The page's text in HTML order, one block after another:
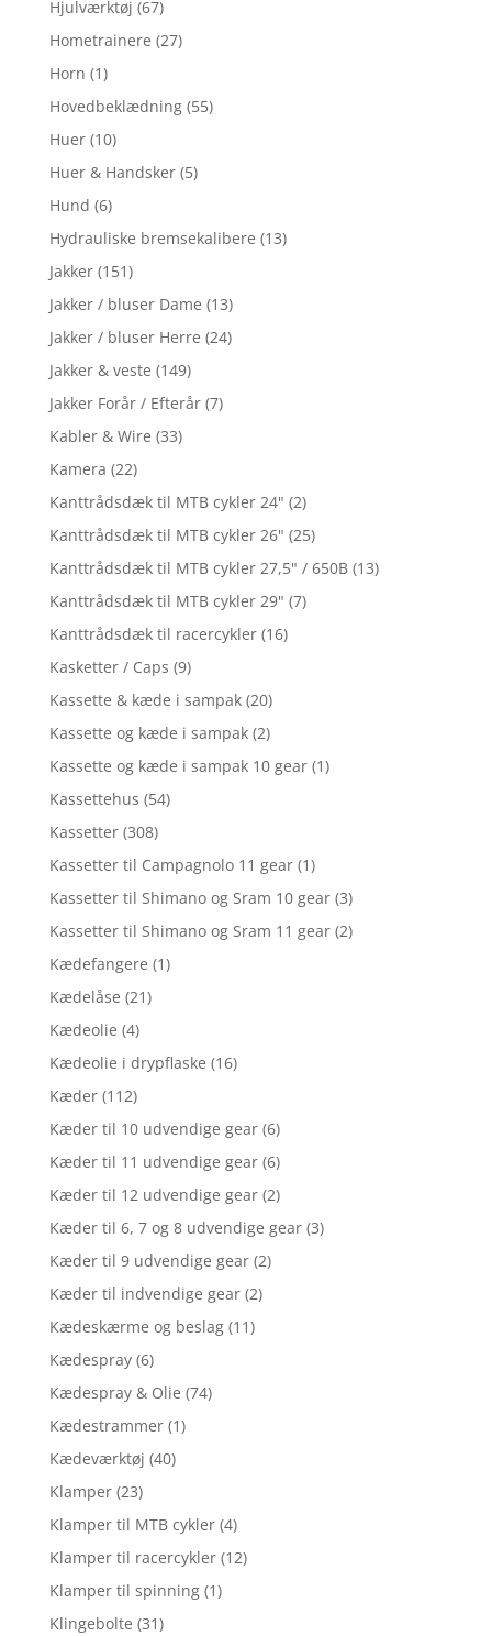
Hjulværktøj (67)
Hometrainere (27)
Horn (1)
Hovedbeklædning (55)
Huer (10)
Huer & Handsker (5)
Hund (6)
Hydrauliske bremsekalibere (13)
Jakker (151)
Jakker / bluser Dame (13)
Jakker / bluser Herre (24)
Jakker & veste (149)
Jakker Forår / Efterår (7)
Kabler & Wire (33)
Kamera (22)
Kanttrådsdæk til MTB cykler 24" (2)
Kanttrådsdæk til MTB cykler 26" (25)
Kanttrådsdæk til MTB cykler 27,5" / 650B (13)
Kanttrådsdæk til MTB cykler 29" (7)
Kanttrådsdæk til racercykler (16)
Kasketter / Caps (9)
Kassette & kæde i sampak (20)
Kassette og kæde i sampak (2)
Kassette og kæde i sampak 10 gear (1)
Kassettehus (54)
Kassetter (308)
Kassetter til Campagnolo 11 gear (1)
Kassetter til Shimano og Sram 10 gear (3)
Kassetter til Shimano og Sram 11 gear (2)
Kædefangere (1)
Kædelåse (21)
Kædeolie (4)
Kædeolie i drypflaske (16)
Kæder (112)
Kæder til 10 udvendige gear (6)
Kæder til 11 udvendige gear (6)
Kæder til 12 udvendige gear (2)
Kæder til 6, 7 og 8 udvendige gear (3)
Kæder til 9 udvendige gear (2)
Kæder til indvendige gear (2)
Kædeskærme og beslag (11)
Kædespray (6)
Kædespray & Olie (74)
Kædestrammer (1)
Kædeværktøj (40)
Klamper (23)
Klamper til MTB cykler (4)
Klamper til racercykler (12)
Klamper til spinning (1)
Klingebolte (31)